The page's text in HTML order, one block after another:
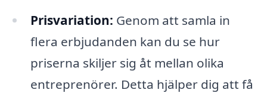
Prisvariation: Genom att samla in
flera erbjudanden kan du se hur
priserna skiljer sig åt mellan olika
entreprenörer. Detta hjälper dig att få